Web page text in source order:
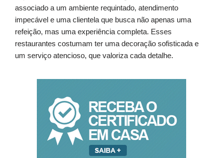
associado a um ambiente requintado, atendimento
impecável e uma clientela que busca não apenas uma
refeição, mas uma experiência completa. Esses
restaurantes costumam ter uma decoração sofisticada e
um serviço atencioso, que valoriza cada detalhe.